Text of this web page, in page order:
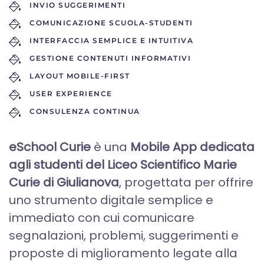
INVIO SUGGERIMENTI
COMUNICAZIONE SCUOLA-STUDENTI
INTERFACCIA SEMPLICE E INTUITIVA
GESTIONE CONTENUTI INFORMATIVI
LAYOUT MOBILE-FIRST
USER EXPERIENCE
CONSULENZA CONTINUA
eSchool Curie è una Mobile App dedicata
agli studenti del Liceo Scientifico Marie
Curie di Giulianova, progettata per offrire
uno strumento digitale semplice e
immediato con cui comunicare
segnalazioni, problemi, suggerimenti e
proposte di miglioramento legate alla